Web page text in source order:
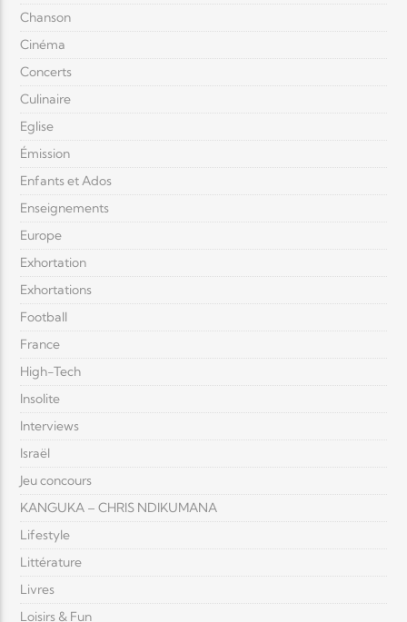
Chanson
Cinéma
Concerts
Culinaire
Eglise
Émission
Enfants et Ados
Enseignements
Europe
Exhortation
Exhortations
Football
France
High-Tech
Insolite
Interviews
Israël
Jeu concours
KANGUKA – CHRIS NDIKUMANA
Lifestyle
Littérature
Livres
Loisirs & Fun